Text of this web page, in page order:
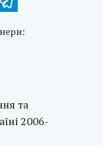
та
2006-